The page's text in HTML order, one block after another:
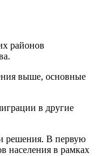
районов
выше, основные
в другие
решения. В первую
населения в рамках